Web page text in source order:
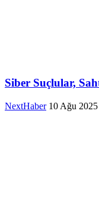
Siber Suçlular,
NextHaber 10 Ağu 2025